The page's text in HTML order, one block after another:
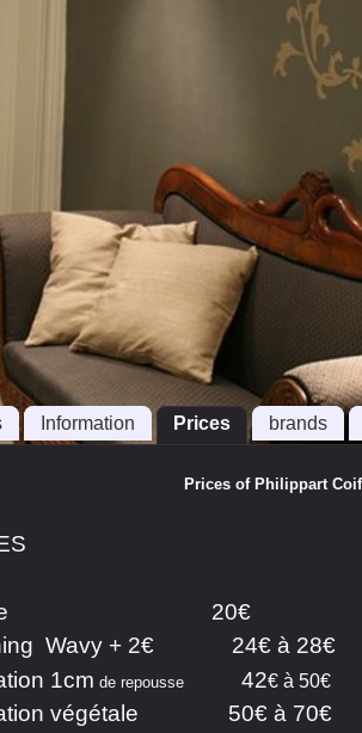
Information Prices brands
Prices of Philippart
20€
Wavy + 2€ 24€ à 28€
1cm de repousse42€ à 50€
végétale 50€ à 70€